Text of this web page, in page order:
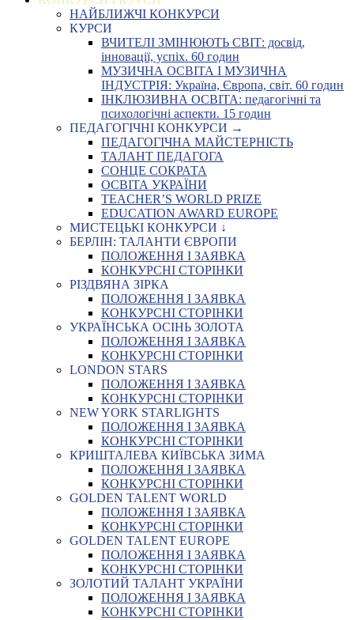
НАЙБЛИЖЧІ КОНКУРСИ
КУРСИ
ВЧИТЕЛІ ЗМІНЮЮТЬ СВІТ: досвід,
інновації, успіх. 60 годин
МУЗИЧНА ОСВІТА І МУЗИЧНА
ІНДУСТРІЯ: Україна, Європа, світ. 60 годин
ІНКЛЮЗИВНА ОСВІТА: педагогічні та
психологічні аспекти. 15 годин
ПЕДАГОГІЧНІ КОНКУРСИ →
ПЕДАГОГІЧНА МАЙСТЕРНІСТЬ
ТАЛАНТ ПЕДАГОГА
СОНЦЕ СОКРАТА
ОСВІТА УКРАЇНИ
TEACHER’S WORLD PRIZE
EDUCATION AWARD EUROPE
МИСТЕЦЬКІ КОНКУРСИ ↓
БЕРЛІН: ТАЛАНТИ ЄВРОПИ
ПОЛОЖЕННЯ І ЗАЯВКА
КОНКУРСНІ СТОРІНКИ
РІЗДВЯНА ЗІРКА
ПОЛОЖЕННЯ І ЗАЯВКА
КОНКУРСНІ СТОРІНКИ
УКРАЇНСЬКА ОСІНЬ ЗОЛОТА
ПОЛОЖЕННЯ І ЗАЯВКА
КОНКУРСНІ СТОРІНКИ
LONDON STARS
ПОЛОЖЕННЯ І ЗАЯВКА
КОНКУРСНІ СТОРІНКИ
NEW YORK STARLIGHTS
ПОЛОЖЕННЯ І ЗАЯВКА
КОНКУРСНІ СТОРІНКИ
КРИШТАЛЕВА КИЇВСЬКА ЗИМА
ПОЛОЖЕННЯ І ЗАЯВКА
КОНКУРСНІ СТОРІНКИ
GOLDEN TALENT WORLD
ПОЛОЖЕННЯ І ЗАЯВКА
КОНКУРСНІ СТОРІНКИ
GOLDEN TALENT EUROPE
ПОЛОЖЕННЯ І ЗАЯВКА
КОНКУРСНІ СТОРІНКИ
ЗОЛОТИЙ ТАЛАНТ УКРАЇНИ
ПОЛОЖЕННЯ І ЗАЯВКА
КОНКУРСНІ СТОРІНКИ